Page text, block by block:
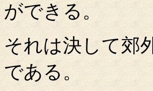
ができる。
それは決して郊
である。